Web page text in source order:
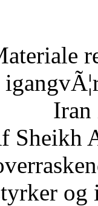
Iran
Sheikh
og